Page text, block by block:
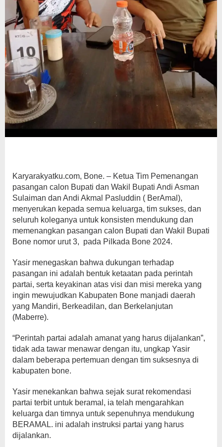
Karyarakyatku.com, Bone. – Ketua Tim Pemenangan
pasangan calon Bupati dan Wakil Bupati Andi Asman
Sulaiman dan Andi Akmal Pasluddin ( BerAmal),
menyerukan kepada semua keluarga, tim sukses, dan
seluruh koleganya untuk konsisten mendukung dan
memenangkan pasangan calon Bupati dan Wakil Bupati
Bone nomor urut 3, pada Pilkada Bone 2024.
Yasir menegaskan bahwa dukungan terhadap
pasangan ini adalah bentuk ketaatan pada perintah
partai, serta keyakinan atas visi dan misi mereka yang
ingin mewujudkan Kabupaten Bone manjadi daerah
yang Mandiri, Berkeadilan, dan Berkelanjutan
(Maberre).
“Perintah partai adalah amanat yang harus dijalankan”,
tidak ada tawar menawar dengan itu, ungkap Yasir
dalam beberapa pertemuan dengan tim suksesnya di
kabupaten bone.
Yasir menekankan bahwa sejak surat rekomendasi
partai terbit untuk beramal, ia telah mengarahkan
keluarga dan timnya untuk sepenuhnya mendukung
BERAMAL. ini adalah instruksi partai yang harus
dijalankan.